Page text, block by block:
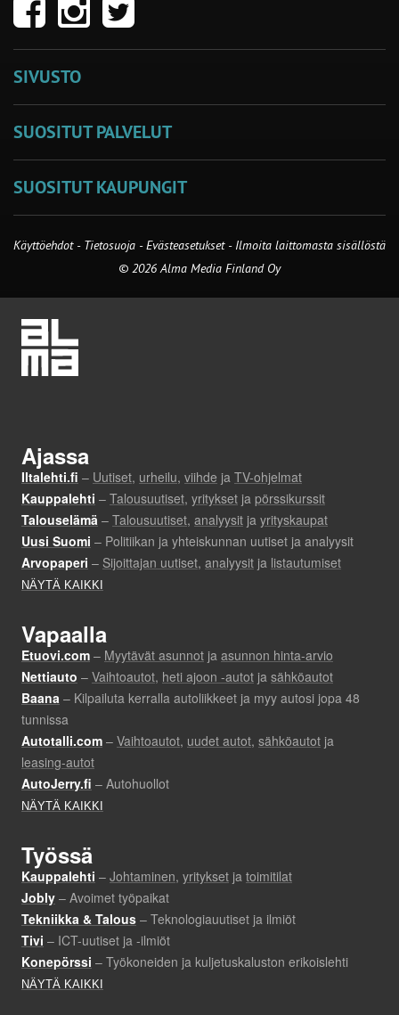
SIVUSTO
SUOSITUT PALVELUT
SUOSITUT KAUPUNGIT
Käyttöehdot - Tietosuoja -Evästeasetukset- Ilmoita laittomasta sisällöstä
© 2026 Alma Media Finland Oy